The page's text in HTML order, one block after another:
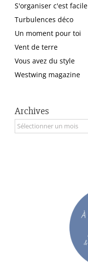
S'organiser c'est facile
Turbulences déco
Un moment pour toi
Vent de terre
Vous avez du style
Westwing magazine
Archives
Archives